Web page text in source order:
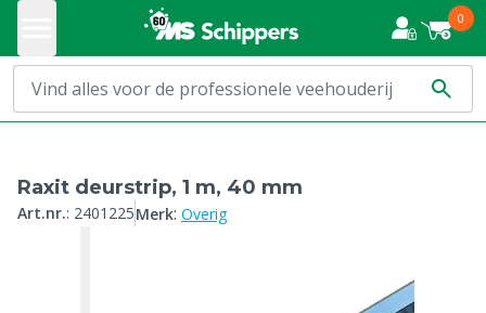
0
Raxit deurstrip, 1 m, 40 mm
Art.nr.: 2401225Merk: Overig